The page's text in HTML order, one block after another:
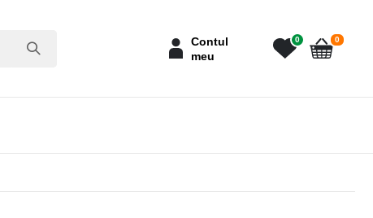
Contul
meu
0
Cart
0articole